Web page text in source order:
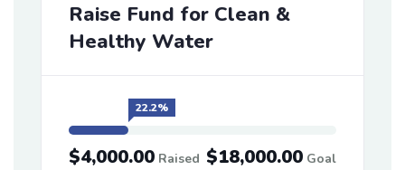
Raise Fund for Clean &
Healthy Water
22.2%
$18,000.00 Goal
$4,000.00 Raised